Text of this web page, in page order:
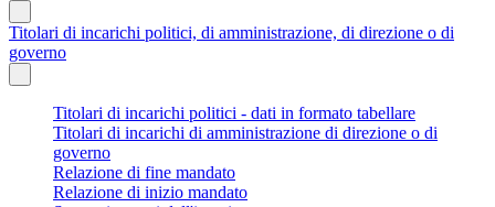
Titolari di incarichi politici, di amministrazione, di direzione o di
governo
Titolari di incarichi politici - dati in formato tabellare
Titolari di incarichi di amministrazione di direzione o di
governo
Relazione di fine mandato
Relazione di inizio mandato